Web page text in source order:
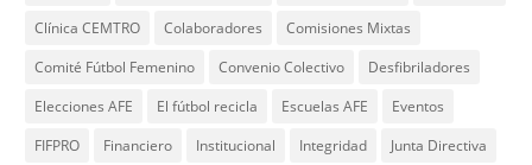
Clínica CEMTRO
Colaboradores
Comisiones Mixtas
Comité Fútbol Femenino
Convenio Colectivo
Desfibriladores
Elecciones AFE
El fútbol recicla Escuelas AFE
Eventos
FIFPRO
Financiero Institucional Integridad
Junta Directiva